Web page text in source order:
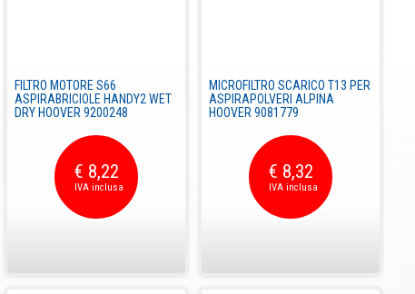
FILTRO MOTORE S66
ASPIRABRICIOLE HANDY2 WET
DRY HOOVER 9200248
€ 8,22
MICROFILTRO SCARICO T13 PER
ASPIRAPOLVERI ALPINA
HOOVER 9081779
€ 8,32